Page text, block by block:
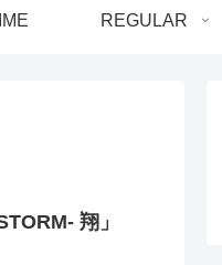
REGULAR
翔」